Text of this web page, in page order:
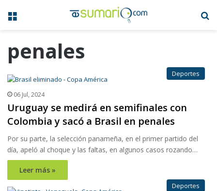
Menú
penales
Deportes
06 Jul, 2024
Uruguay se medirá en semifinales con
Colombia y sacó a Brasil en penales
Por su parte, la selección panameña, en el primer partido del
día, apeló al choque y las faltas, en algunos casos rozando…
Leer más »
Deportes